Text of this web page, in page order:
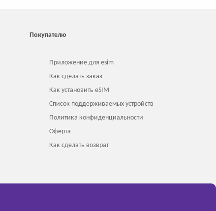
Покупателю
Приложение для esim
Как сделать заказ
Как установить eSIM
Список поддерживаемых устройств
Политика конфиденциальности
Оферта
Как сделать возврат